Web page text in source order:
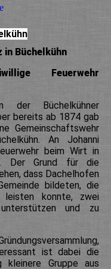
in Büchelkühn
Feuerwehr
der Büchelkühner
bereits ab 1874 gab
Gemeinschaftswehr
An Johanni
beim Wirt in
Der Grund für die
dass Dachelhofen
bildeten, die
leisten konnte, zwei
und zu
ist dabei die
kleinere Gruppe aus